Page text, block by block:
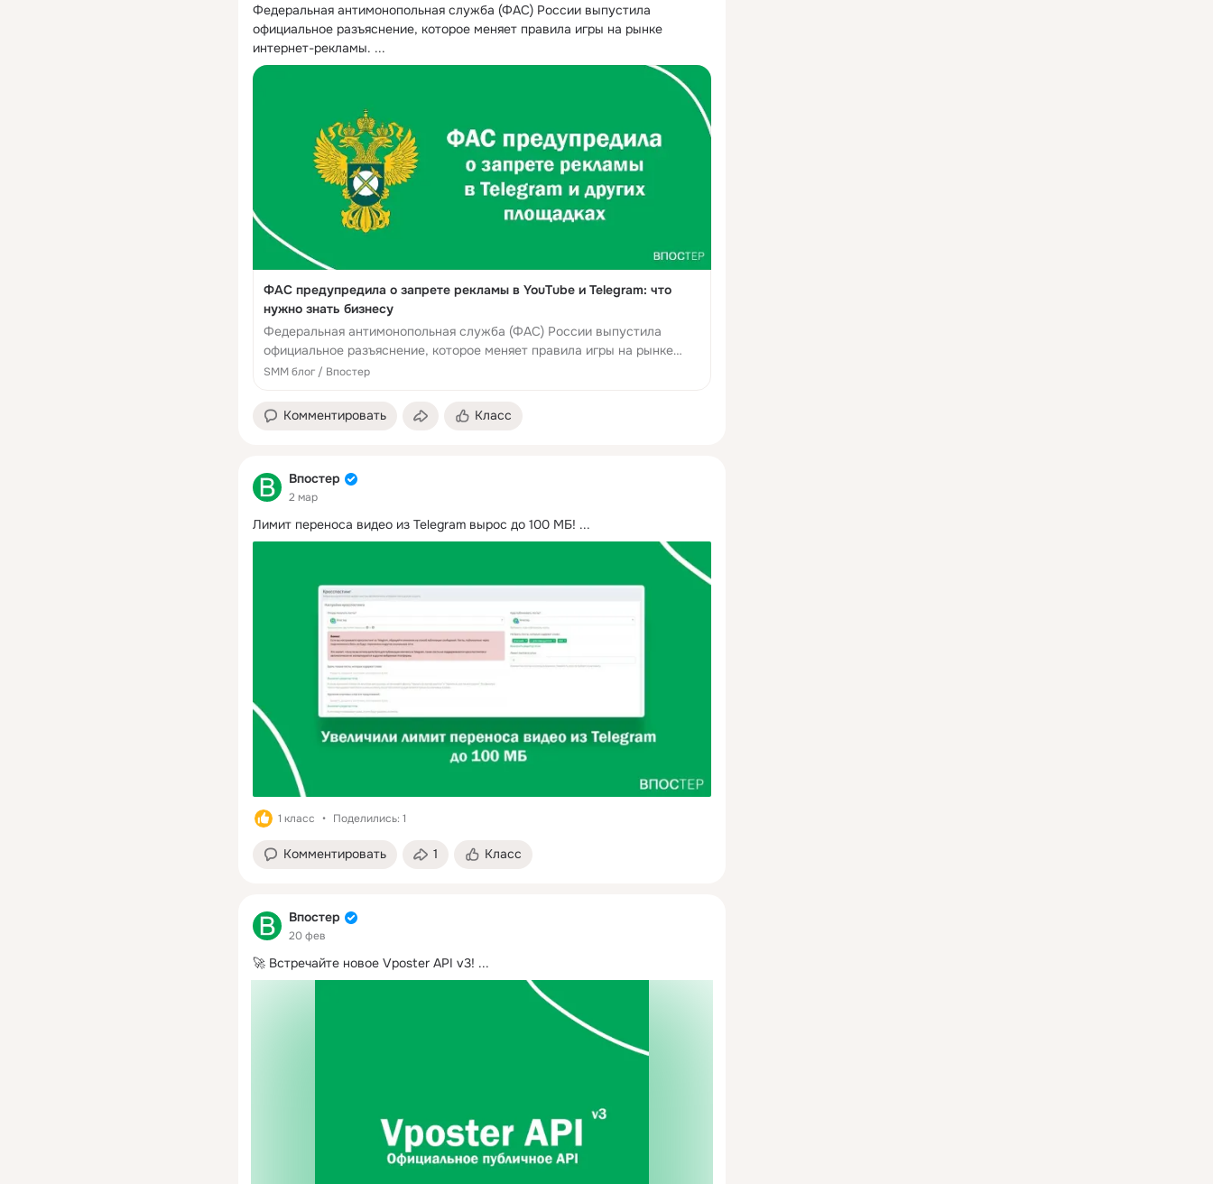
Федеральная антимонопольная служба (ФАС) России выпустила
официальное разъяснение, которое меняет правила игры на рынке
интернет-рекламы. ...
ФАС предупредила о запрете рекламы в YouTube и Telegram: что
нужно знать бизнесу
Федеральная антимонопольная служба (ФАС) России выпустила
официальное разъяснение, которое меняет правила игры на рынке
интернет-рекламы. Ведомство напомнило, что размещени...
SMM блог / Впостер
Комментировать Класс
Впостер
2 мар
Лимит переноса видео из Telegram вырос до 100 МБ! ...
1 класс Поделились: 1
Комментировать 1 Класс
Впостер
20 фев
🚀 Встречайте новое Vposter API v3! ...